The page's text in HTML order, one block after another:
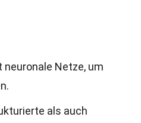
neuronale Netze, um
als auch